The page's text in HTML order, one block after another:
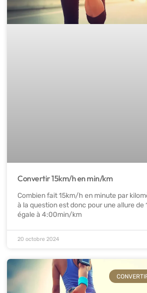
Convertir 15km/h en min/km
Combien fait 15km/h en minute par
à la question est donc pour une allure
égale à 4:00min/km
20 octobre 2024